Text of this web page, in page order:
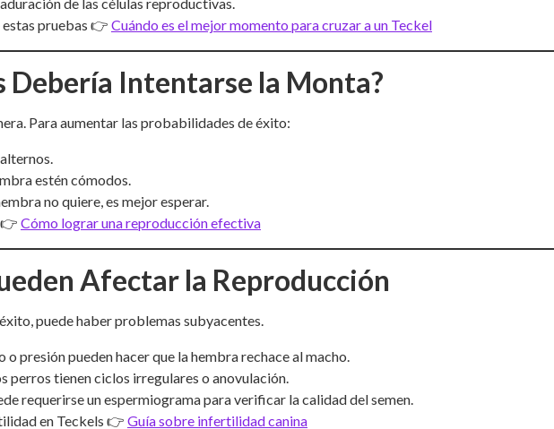
pruebas 👉 Cuándo es el mejor momento para cruzar a un Teckel
Debería Intentarse la Monta?
Para aumentar las probabilidades de éxito:
estén cómodos.
no quiere, es mejor esperar.
👉 Cómo lograr una reproducción efectiva
Afectar la Reproducción
puede haber problemas subyacentes.
presión pueden hacer que la hembra rechace al macho.
perros tienen ciclos irregulares o anovulación.
requerirse un espermiograma para verificar la calidad del semen.
en Teckels 👉 Guía sobre infertilidad canina